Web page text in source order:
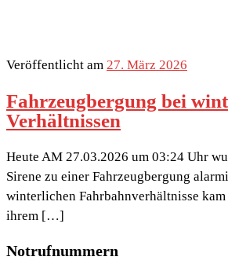
Veröffentlicht am 27. März 2026
Fahrzeugbergung bei
Verhältnissen
Heute AM 27.03.2026 um 03:24 Uhr
Sirene zu einer Fahrzeugbergung
winterlichen Fahrbahnverhältnisse
ihrem […]
Notrufnummern